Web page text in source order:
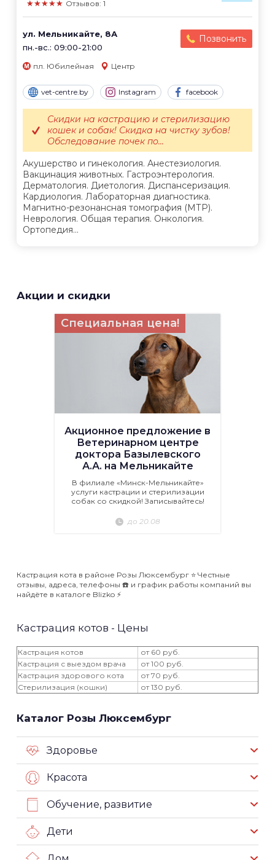
★★★★★ Отзывов: 1
ул. Мельникайте, 8А
пн.-вс.: 09:00-21:00
Позвонить
пл. Юбилейная Центр
vet-centre.by Instagram facebook
Акушерство и гинекология. Анестезиология.
Вакцинация животных. Гастроэнтерология.
Дерматология. Диетология. Диспансеризация.
Кардиология. Лабораторная диагностика.
Магнитно-резонансная томография (МТР).
Неврология. Общая терапия. Онкология.
Ортопедия...
Скидки на кастрацию и стерилизацию
кошек и собак! Скидка на чистку зубов!
Обследование почек по...
Акции и скидки
Специальная цена!
Акционное предложение в
Ветеринарном центре
доктора Базылевского
А.А. на Мельникайте
В филиале «Минск-Мельникайте»
услуги кастрации и стерилизации
собак со скидкой! Записывайтесь!
до 20.08
Кастрация кота в районе Розы Люксембург ⭐️ Честные
отзывы, адреса, телефоны ☎️ и график работы компаний вы
найдёте в каталоге Blizko ⚡️
Кастрация котов - Цены
Кастрация котов
от 60 руб.
Кастрация с выездом врача
от 100 руб.
Кастрация здорового кота
от 70 руб.
Стерилизация (кошки)
от 130 руб.
Каталог Розы Люксембург
Здоровье
Красота
Обучение, развитие
Дети